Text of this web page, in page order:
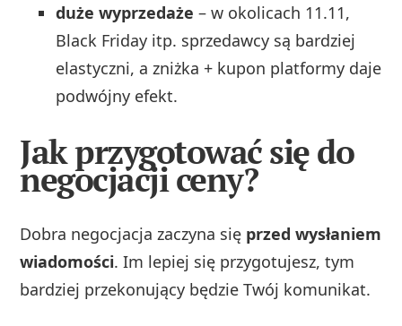
duże wyprzedaże – w okolicach 11.11,
Black Friday itp. sprzedawcy są bardziej
elastyczni, a zniżka + kupon platformy daje
podwójny efekt.
Jak przygotować się do
negocjacji ceny?
Dobra negocjacja zaczyna się przed wysłaniem
wiadomości. Im lepiej się przygotujesz, tym
bardziej przekonujący będzie Twój komunikat.